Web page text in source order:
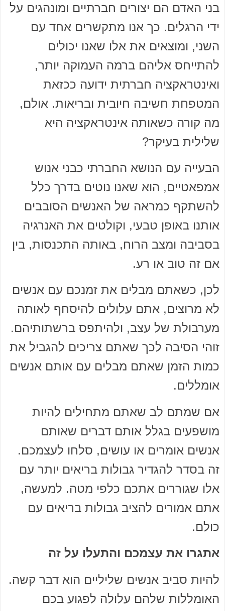
בני האדם הם יצורים חברתיים ומונהגים על
ידי הרגלים. כך אנו מתקשרים אחד עם
השני, ומוצאים את אלו שאנו יכולים
להתייחס אליהם ברמה העמוקה יותר,
ואינטראקציה חברתית ידועה ככזאת
המטפחת חשיבה חיובית ובריאות. אולם,
מה קורה כשאותה אינטראקציה היא
שלילית בעיקר?
הבעייה עם הנושא החברתי כבני אנוש
אמפאטיים, הוא שאנו נוטים בדרך כלל
להשתקף כמראה של האנשים הסובבים
אותנו באופן טבעי, וקולטים את האנרגיה
בסביבה ומצב הרוח, באותה התכנסות, בין
אם זה טוב או רע.
לכן, כשאתם מבלים את זמנכם עם אנשים
לא מרוצים, אתם עלולים להיסחף לאותה
מערבולת של עצב, ולהיתפס ברשתותיהם.
זוהי הסיבה לכך שאתם צריכים להגביל את
כמות הזמן שאתם מבלים עם אותם אנשים
אומללים.
אם שמתם לב שאתם מתחילים להיות
מושפעים בגלל אותם דברים שאותם
אנשים אומרים או עושים, סלחו לעצמכם.
זה בסדר להגדיר גבולות בריאים יותר עם
אלו שגוררים אתכם כלפי מטה. למעשה,
אתם אמורים להציב גבולות בריאים עם
כולם.
אתגרו את עצמכם והתעלו על זה
להיות סביב אנשים שליליים הוא דבר קשה.
האומללות שלהם עלולה לפגוע בכם